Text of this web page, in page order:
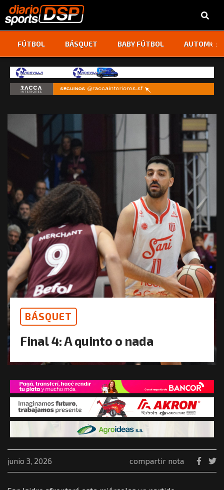
FÚTBOL BÁSQUET BABY FÚTBOL ‹ ›
BÁSQUET
Final 4: A quinto o nada
junio 3, 2026 compartir nota